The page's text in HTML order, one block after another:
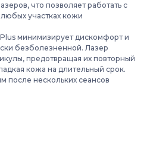
что позволяет работать с
участках кожи
минимизирует дискомфорт и
безболезненной. Лазер
предотвращая их повторный
кожа на длительный срок.
после нескольких сеансов